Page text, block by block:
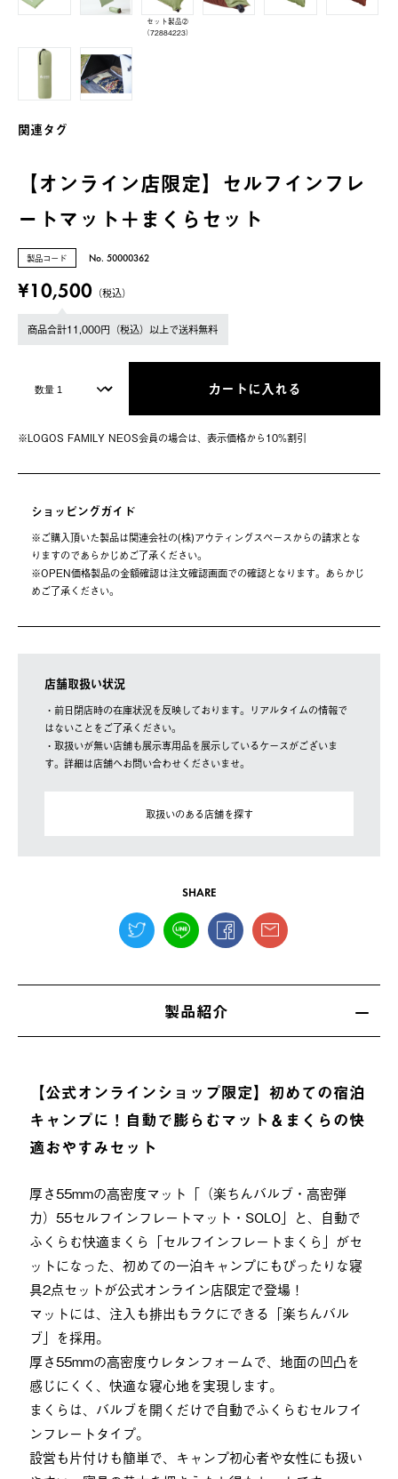
セット製品➁
（72884223）
関連タグ
【オンライン店限定】セルフインフレ
ートマット＋まくらセット
製品コード No. 50000362
¥10,500 （税込）
商品合計11,000円（税込）以上で送料無料
カートに入れる
※LOGOS FAMILY NEOS会員の場合は、表⽰価格から10%割引
ショッピングガイド
※ご購⼊頂いた製品は関連会社の(株)アウティングスペースからの請求とな
りますのであらかじめご了承ください。
※OPEN価格製品の⾦額確認は注⽂確認画⾯での確認となります。あらかじ
めご了承ください。
店舗取扱い状況
・前日閉店時の在庫状況を反映しております。リアルタイムの情報で
はないことをご了承ください。
・取扱いが無い店舗も展示専用品を展示しているケースがございま
す。詳細は店舗へお問い合わせくださいませ。
取扱いのある店舗を探す
SHARE
製品紹介
【公式オンラインショップ限定】初めての宿泊
キャンプに！自動で膨らむマット＆まくらの快
適おやすみセット
厚さ55mmの高密度マット「（楽ちんバルブ・高密弾
力）55セルフインフレートマット・SOLO」と、自動で
ふくらむ快適まくら「セルフインフレートまくら」がセ
ットになった、初めての一泊キャンプにもぴったりな寝
具2点セットが公式オンライン店限定で登場！
マットには、注入も排出もラクにできる「楽ちんバル
ブ」を採用。
厚さ55mmの高密度ウレタンフォームで、地面の凹凸を
感じにくく、快適な寝心地を実現します。
まくらは、バルブを開くだけで自動でふくらむセルフイ
ンフレートタイプ。
設営も片付けも簡単で、キャンプ初心者や女性にも扱い